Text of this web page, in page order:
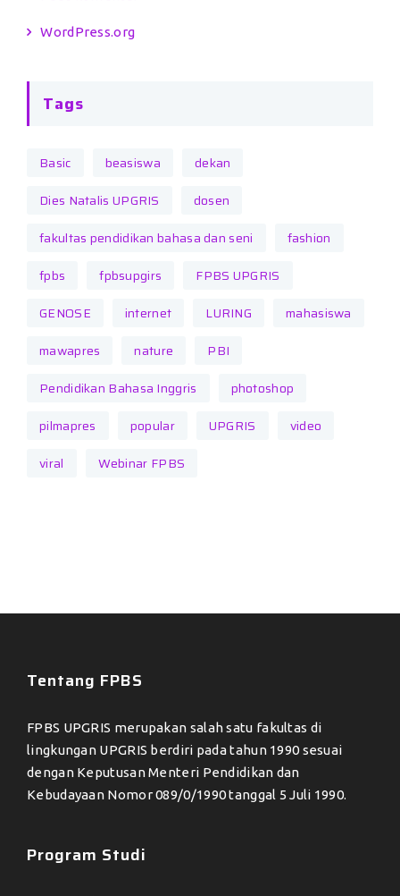
WordPress.org
Tags
Basic beasiswa
dekan
Dies Natalis UPGRIS
dosen
fakultas pendidikan bahasa dan seni
fashion
fpbs
fpbsupgirs
FPBS UPGRIS
GENOSE
internet LURING
mahasiswa
mawapres
nature
PBI
Pendidikan Bahasa Inggris
photoshop
pilmapres
popular UPGRIS
video
viral
Webinar FPBS
Tentang FPBS
FPBS UPGRIS merupakan salah satu fakultas di
lingkungan UPGRIS berdiri pada tahun 1990 sesuai
dengan Keputusan Menteri Pendidikan dan
Kebudayaan Nomor 089/0/1990 tanggal 5 Juli 1990.
Program Studi